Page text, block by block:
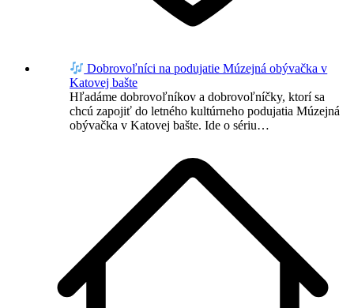
Dobrovoľníci na podujatie Múzejná obývačka v
Katovej bašte
Hľadáme dobrovoľníkov a dobrovoľníčky, ktorí sa
chcú zapojiť do letného kultúrneho podujatia Múzejná
obývačka v Katovej bašte. Ide o sériu…